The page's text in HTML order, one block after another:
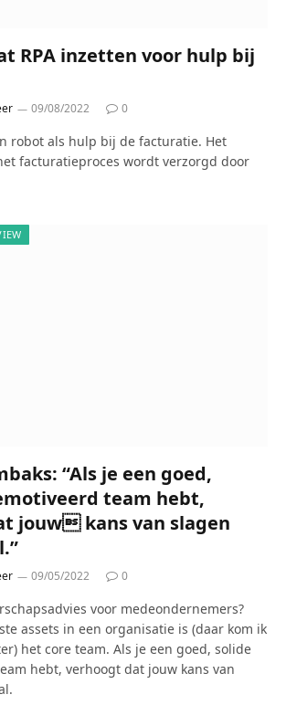
RPA inzetten voor hulp bij
09/08/2022 0
robot als hulp bij de facturatie. Het
facturatieproces wordt verzorgd door
“Als je een goed,
team hebt,
jouw kans van slagen
09/05/2022 0
voor medeondernemers?
assets in een organisatie is (daar kom ik
het core team. Als je een goed, solide
hebt, verhoogt dat jouw kans van